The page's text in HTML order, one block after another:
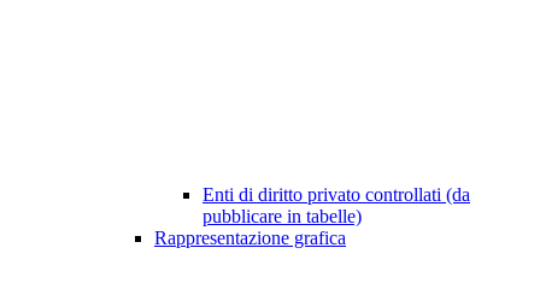
Enti di diritto privato controllati (da
pubblicare in tabelle)
Rappresentazione grafica